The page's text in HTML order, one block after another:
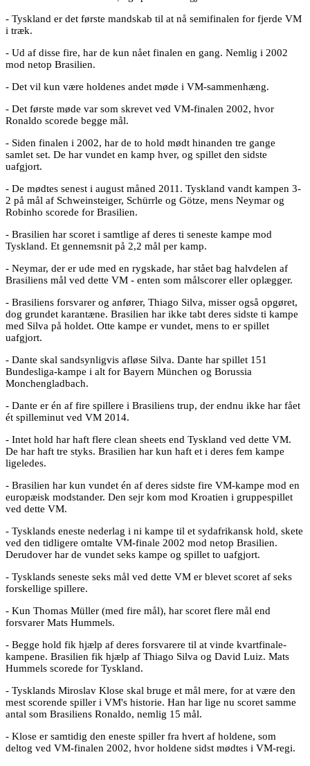
- Tyskland er det første mandskab til at nå semifinalen for fjerde VM
i træk.
- Ud af disse fire, har de kun nået finalen en gang. Nemlig i 2002
mod netop Brasilien.
- Det vil kun være holdenes andet møde i VM-sammenhæng.
- Det første møde var som skrevet ved VM-finalen 2002, hvor
Ronaldo scorede begge mål.
- Siden finalen i 2002, har de to hold mødt hinanden tre gange
samlet set. De har vundet en kamp hver, og spillet den sidste
uafgjort.
- De mødtes senest i august måned 2011. Tyskland vandt kampen 3-
2 på mål af Schweinsteiger, Schürrle og Götze, mens Neymar og
Robinho scorede for Brasilien.
- Brasilien har scoret i samtlige af deres ti seneste kampe mod
Tyskland. Et gennemsnit på 2,2 mål per kamp.
- Neymar, der er ude med en rygskade, har stået bag halvdelen af
Brasiliens mål ved dette VM - enten som målscorer eller oplægger.
- Brasiliens forsvarer og anfører, Thiago Silva, misser også opgøret,
dog grundet karantæne. Brasilien har ikke tabt deres sidste ti kampe
med Silva på holdet. Otte kampe er vundet, mens to er spillet
uafgjort.
- Dante skal sandsynligvis afløse Silva. Dante har spillet 151
Bundesliga-kampe i alt for Bayern München og Borussia
Monchengladbach.
- Dante er én af fire spillere i Brasiliens trup, der endnu ikke har fået
ét spilleminut ved VM 2014.
- Intet hold har haft flere clean sheets end Tyskland ved dette VM.
De har haft tre styks. Brasilien har kun haft et i deres fem kampe
ligeledes.
- Brasilien har kun vundet én af deres sidste fire VM-kampe mod en
europæisk modstander. Den sejr kom mod Kroatien i gruppespillet
ved dette VM.
- Tysklands eneste nederlag i ni kampe til et sydafrikansk hold, skete
ved den tidligere omtalte VM-finale 2002 mod netop Brasilien.
Derudover har de vundet seks kampe og spillet to uafgjort.
- Tysklands seneste seks mål ved dette VM er blevet scoret af seks
forskellige spillere.
- Kun Thomas Müller (med fire mål), har scoret flere mål end
forsvarer Mats Hummels.
- Begge hold fik hjælp af deres forsvarere til at vinde kvartfinale-
kampene. Brasilien fik hjælp af Thiago Silva og David Luiz. Mats
Hummels scorede for Tyskland.
- Tysklands Miroslav Klose skal bruge et mål mere, for at være den
mest scorende spiller i VM's historie. Han har lige nu scoret samme
antal som Brasiliens Ronaldo, nemlig 15 mål.
- Klose er samtidig den eneste spiller fra hvert af holdene, som
deltog ved VM-finalen 2002, hvor holdene sidst mødtes i VM-regi.